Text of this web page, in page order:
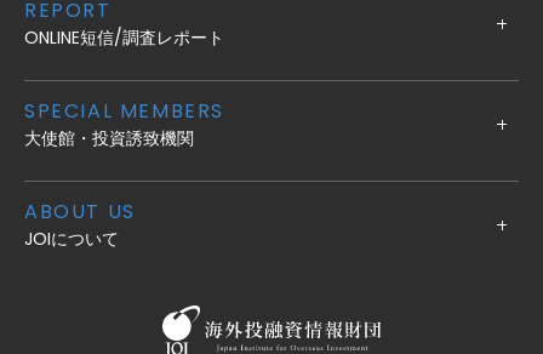
REPORT
ONLINE短信/調査レポート
SPECIAL MEMBERS
大使館・投資誘致機関
ABOUT US
JOIについて